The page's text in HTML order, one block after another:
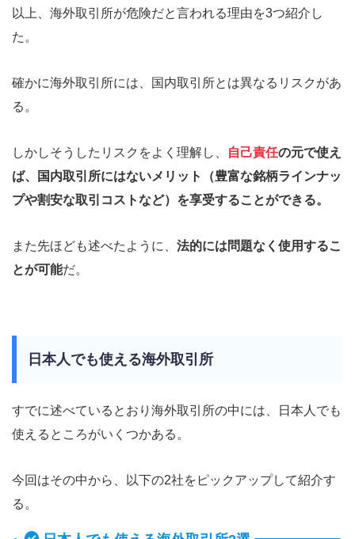
以上、海外取引所が危険だと言われる理由を3つ紹介し
た。
確かに海外取引所には、国内取引所とは異なるリスクがあ
る。
しかしそうしたリスクをよく理解し、 自己責任の元で使え
ば、国内取引所にはないメリット（豊富な銘柄ラインナッ
プや割安な取引コストなど）を享受することができる。
また先ほども述べたように、 法的には問題なく使用するこ
とが可能だ。
日本人でも使える海外取引所
すでに述べているとおり海外取引所の中には、日本人でも
使えるところがいくつかある。
今回はその中から、以下の2社をピックアップして紹介す
る。